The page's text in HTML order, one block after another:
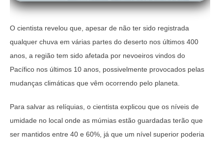
O cientista revelou que, apesar de não ter sido registrada
qualquer chuva em várias partes do deserto nos últimos 400
anos, a região tem sido afetada por nevoeiros vindos do
Pacífico nos últimos 10 anos, possivelmente provocados pelas
mudanças climáticas que vêm ocorrendo pelo planeta.
Para salvar as relíquias, o cientista explicou que os níveis de
umidade no local onde as múmias estão guardadas terão que
ser mantidos entre 40 e 60%, já que um nível superior poderia